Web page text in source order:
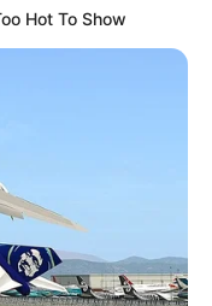
Hot To Show